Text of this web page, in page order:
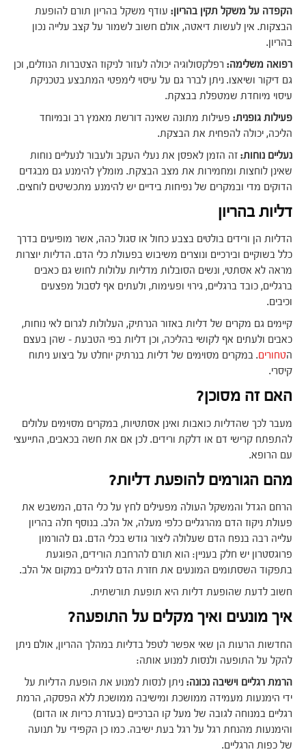
הקפדה על משקל תקין בהריון: עודף משקל בהריון תורם להופעת
הבצקות. אין לעשות דיאטה, אולם חשוב לשמור על קצב עלייה נכון
בהריון.
רפואה משלימה: רפלקסולוגיה יכולה לעזור לניקוז הצטברות הנוזלים, וכן
גם דיקור ושיאצו. ניתן לברר גם על עיסוי לימפטי המתבצע בטכניקת
עיסוי מיוחדת שמטפלת בבצקת.
פעילות גופנית: פעילות מתונה שאינה דורשת מאמץ רב ובמיוחד
הליכה, יכולה להפחית את הבצקת.
נעליים נוחות: זה הזמן לאפסן את נעלי העקב ולעבור לנעליים נוחות
שאינן לוחצות ומחמירות את מצב הבצקת. מומלץ להימנע גם מבגדים
הדוקים מדי ובמקרים של נפיחות בידיים יש להימנע מתכשיטים לוחצים.
דליות בהריון
הדליות הן ורידים בולטים בצבע כחול או סגול כהה, אשר מופיעים בדרך
כלל בשוקיים ובירכיים ונוצרים משיבוש בפעולת כלי הדם. הדליות יוצרות
מראה לא אסתטי, ונשים הסובלות מדליות עלולות לחוש גם כאבים
ברגליים, כובד ברגליים, גירוי ופעימות, ולעתים אף לסבול מפצעים
וכיבים.
קיימים גם מקרים של דליות באזור הנרתיק, העלולות לגרום לאי נוחות,
כאבים ולעתים אף לקושי בהליכה, וכן דליות בפי הטבעת – שהן בעצם
הטחורים. במקרים מסוימים של דליות בנרתיק יוחלט על ביצוע ניתוח
קיסרי.
האם זה מסוכן?
מעבר לכך שהדליות כואבות ואינן אסתטיות, במקרים מסוימים עלולים
להתפתח קרישי דם או דלקת ורידים. לכן אם את חשה בכאבים, התייעצי
עם הרופא.
מהם הגורמים להופעת דליות?
הרחם הגדל והמשקל העולה מפעילים לחץ על כלי הדם, המשבש את
פעולת ניקוז הדם מהרגליים כלפי מעלה, אל הלב. בנוסף חלה בהריון
עלייה רבה בנפח הדם שעלולה ליצור גודש בכלי הדם. גם להורמון
פרוגסטרון יש חלק בעניין: הוא תורם להרחבת הורידים, הפוגעת
בתפקוד השסתומים המונעים את חזרת הדם לרגליים במקום אל הלב.
חשוב לדעת שהופעת דליות היא תופעת תורשתית.
איך מונעים ואיך מקלים על התופעה?
החדשות הרעות הן שאי אפשר לטפל בדליות במהלך ההריון, אולם ניתן
להקל על התופעה ולנסות למנוע אותה:
הרמת רגליים וישיבה נכונה: ניתן לנסות למנוע את הופעת הדליות על
ידי הימנעות מעמידה ממושכת ומישיבה ממושכת ללא הפסקה, הרמת
רגליים במנוחה לגובה של מעל קו הברכיים (בעזרת כריות או הדום)
והימנעות מהנחת רגל על רגל בעת ישיבה. כמו כן הקפידי על תנועה
של כפות הרגליים.